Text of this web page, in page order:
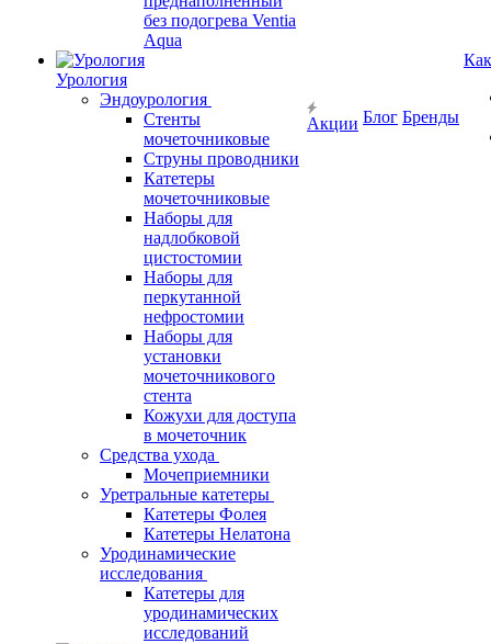
без подогрева Ventia
Aqua
Урология
Эндоурология
Стенты
мочеточниковые
Струны проводники
Катетеры
мочеточниковые
Наборы для
надлобковой
цистостомии
Наборы для
перкутанной
нефростомии
Наборы для
установки
мочеточникового
стента
Кожухи для доступа
в мочеточник
Средства ухода
Мочеприемники
Уретральные катетеры
Катетеры Фолея
Катетеры Нелатона
Уродинамические
исследования
Катетеры для
уродинамических
исследований
Акции Блог Бренды